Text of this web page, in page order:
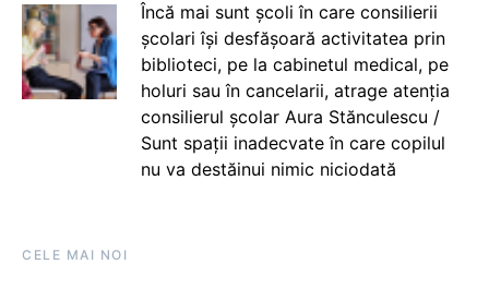
Încă mai sunt școli în care consilierii
școlari își desfășoară activitatea prin
biblioteci, pe la cabinetul medical, pe
holuri sau în cancelarii, atrage atenția
consilierul școlar Aura Stănculescu /
Sunt spații inadecvate în care copilul
nu va destăinui nimic niciodată
CELE MAI NOI